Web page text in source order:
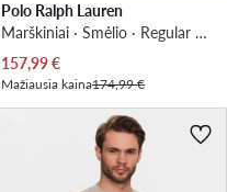
Polo Ralph Lauren
Marškiniai · Smėlio · Regular Fit
Dabartinė kaina
157,99€
Mažiausia kaina174,99 €